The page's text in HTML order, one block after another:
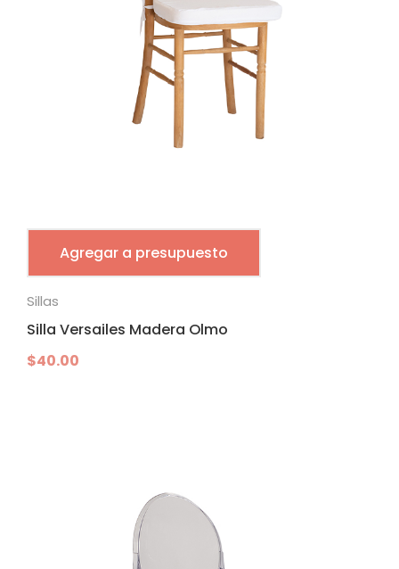
Agregar a presupuesto
Sillas
Silla Versailes Madera Olmo
$40.00